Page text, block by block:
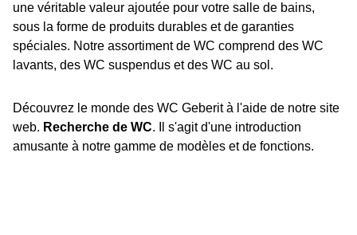
une véritable valeur ajoutée pour votre salle de bains,
sous la forme de produits durables et de garanties
spéciales. Notre assortiment de WC comprend des WC
lavants, des WC suspendus et des WC au sol.
Découvrez le monde des WC Geberit à l'aide de notre site
web. Recherche de WC. Il s'agit d'une introduction
amusante à notre gamme de modèles et de fonctions.